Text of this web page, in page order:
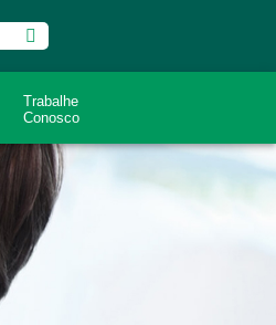
Trabalhe
Conosco